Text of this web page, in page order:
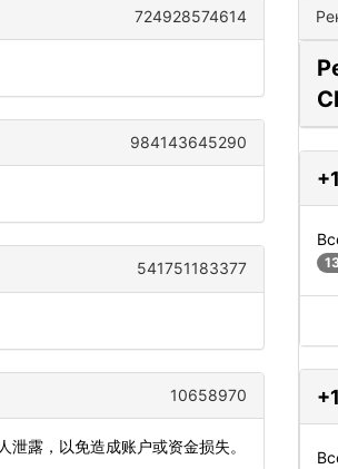
724928574614
984143645290
541751183377
10658970
露，以免造成账户或资金损失。
+1
+1